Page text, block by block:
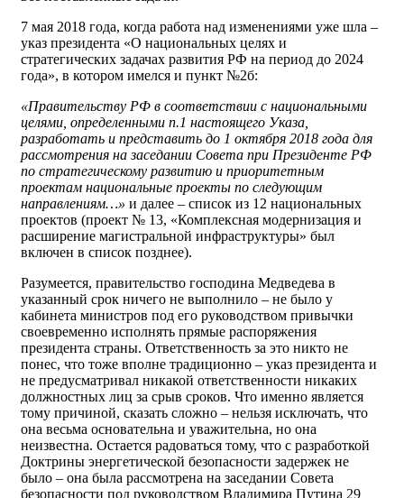
7 мая 2018 года, когда работа над изменениями уже шла –
указ президента «О национальных целях и
стратегических задачах развития РФ на период до 2024
года», в котором имелся и пункт №2б:
«Правительству РФ в соответствии с национальными
целями, определенными п.1 настоящего Указа,
разработать и представить до 1 октября 2018 года для
рассмотрения на заседании Совета при Президенте РФ
по стратегическому развитию и приоритетным
проектам национальные проекты по следующим
направлениям…» и далее – список из 12 национальных
проектов (проект № 13, «Комплексная модернизация и
расширение магистральной инфраструктуры» был
включен в список позднее).
Разумеется, правительство господина Медведева в
указанный срок ничего не выполнило – не было у
кабинета министров под его руководством привычки
своевременно исполнять прямые распоряжения
президента страны. Ответственность за это никто не
понес, что тоже вполне традиционно – указ президента и
не предусматривал никакой ответственности никаких
должностных лиц за срыв сроков. Что именно является
тому причиной, сказать сложно – нельзя исключать, что
она весьма основательна и уважительна, но она
неизвестна. Остается радоваться тому, что с разработкой
Доктрины энергетической безопасности задержек не
было – она была рассмотрена на заседании Совета
безопасности под руководством Владимира Путина 29